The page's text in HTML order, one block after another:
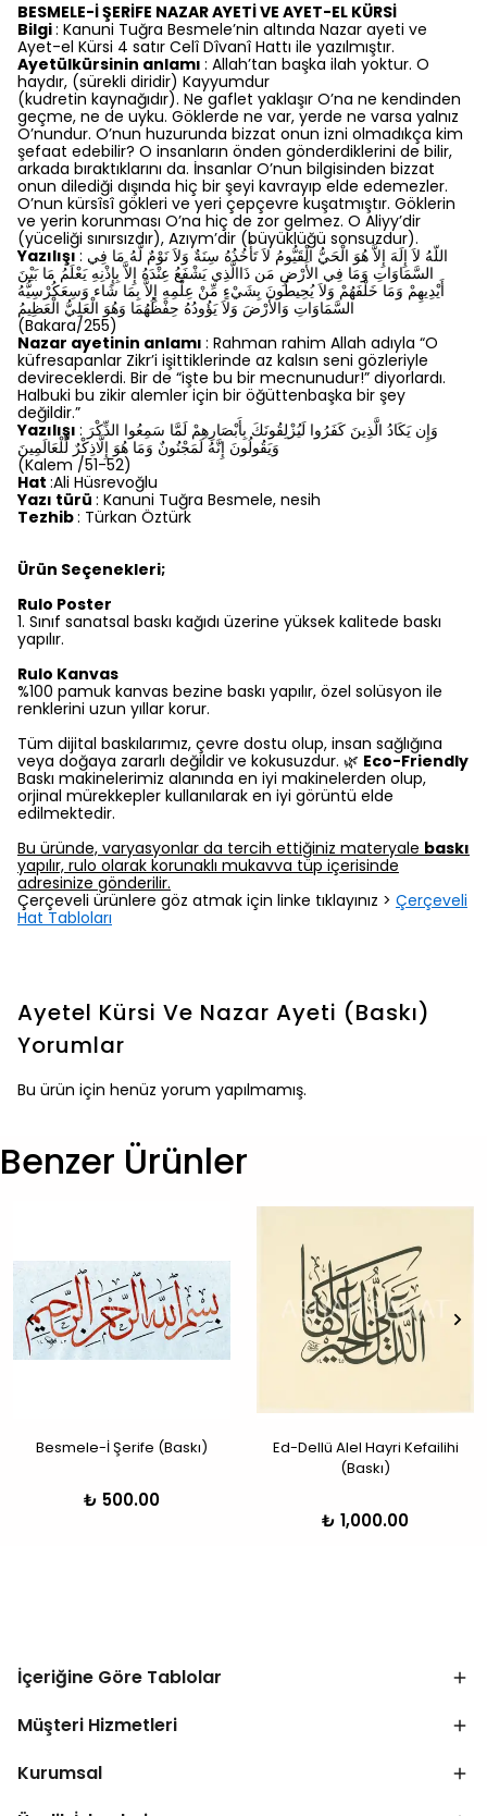
BESMELE-İ ŞERİFE NAZAR AYETİ VE AYET-EL KÜRSİ
Bilgi: Kanuni Tuğra Besmele’nin altında Nazar ayeti ve
Ayet-el Kürsi 4 satır Celî Dîvanî Hattı ile yazılmıştır.
Ayetülkürsinin anlamı : Allah’tan başka ilah yoktur. O
haydır, (sürekli diridir) Kayyumdur
(kudretin kaynağıdır). Ne gaflet yaklaşır O’na ne kendinden
geçme, ne de uyku. Göklerde ne var, yerde ne varsa yalnız
O’nundur. O’nun huzurunda bizzat onun izni olmadıkça kim
şefaat edebilir? O insanların önden gönderdiklerini de bilir,
arkada bıraktıklarını da. İnsanlar O’nun bilgisinden bizzat
onun dilediği dışında hiç bir şeyi kavrayıp elde edemezler.
O’nun kürsîsî gökleri ve yeri çepçevre kuşatmıştır. Göklerin
ve yerin korunması O’na hiç de zor gelmez. O Aliyy’dir
(yüceliği sınırsızdır), Azıym’dir (büyüklüğü sonsuzdur).
Yazılışı : اللّهُ لاَ إِلَهَ إِلاَّ هُوَ الْحَيُّ الْقَيُّومُ لاَ تَأْخُذُهُ سِنَةٌ وَلاَ نَوْمٌ لَّهُ مَا فِي
السَّمَاوَاتِ وَمَا فِي الأَرْضِ مَن ذَاالَّذِي يَشْفَعُ عِنْدَهُ إِلاَّ بِإِذْنِهِ يَعْلَمُ مَا بَيْنَ
أَيْدِيهِمْ وَمَا خَلْفَهُمْ وَلاَ يُحِيطُونَ بِشَيْءٍ مِّنْ عِلْمِهِ إِلاَّ بِمَا شَاء وَسِعَكُرْسِيُّهُ
السَّمَاوَاتِ وَالأَرْضَ وَلاَ يَؤُودُهُ حِفْظُهُمَا وَهُوَ الْعَلِيُّ الْعَظِيمُ
(Bakara/255)
Nazar ayetinin anlamı : Rahman rahim Allah adıyla “O
küfresapanlar Zikr’i işittiklerinde az kalsın seni gözleriyle
devireceklerdi. Bir de “işte bu bir mecnunudur!” diyorlardı.
Halbuki bu zikir alemler için bir öğüttenbaşka bir şey
değildir.”
Yazılışı : وَإِن يَكَادُ الَّذِينَ كَفَرُوا لَيُزْلِقُونَكَ بِأَبْصَارِهِمْ لَمَّا سَمِعُوا الذِّكْرَ
وَيَقُولُونَ إِنَّهُ لَمَجْنُونٌ وَمَا هُوَ إِلَّاذِكْرٌ لِّلْعَالَمِينَ
(Kalem /51-52)
Hat :Ali Hüsrevoğlu
Yazı türü : Kanuni Tuğra Besmele, nesih
Tezhib: Türkan Öztürk
Ürün Seçenekleri;
Rulo Poster
1.⁠ ⁠Sınıf sanatsal baskı kağıdı üzerine yüksek kalitede baskı
yapılır.
Rulo Kanvas
%100 pamuk kanvas bezine baskı yapılır, özel solüsyon ile
renklerini uzun yıllar korur.
Tüm dijital baskılarımız, çevre dostu olup, insan sağlığına
veya doğaya zararlı değildir ve kokusuzdur. 🌿 Eco-Friendly
Baskı makinelerimiz alanında en iyi makinelerden olup,
orjinal mürekkepler kullanılarak en iyi görüntü elde
edilmektedir.
Bu üründe, varyasyonlar da tercih ettiğiniz materyale baskı
yapılır, rulo olarak korunaklı mukavva tüp içerisinde
adresinize gönderilir.
Çerçeveli ürünlere göz atmak için linke tıklayınız > Çerçeveli
Hat Tabloları
Ayetel Kürsi Ve Nazar Ayeti (Baskı)
Yorumlar
Bu ürün için henüz yorum yapılmamış.
Benzer Ürünler
Besmele-İ Şerife (Baskı)
₺ 500.00
Ed-Dellü Alel Hayri Kefailihi
(Baskı)
₺ 1,000.00
İçeriğine Göre Tablolar
Müşteri Hizmetleri
Kurumsal